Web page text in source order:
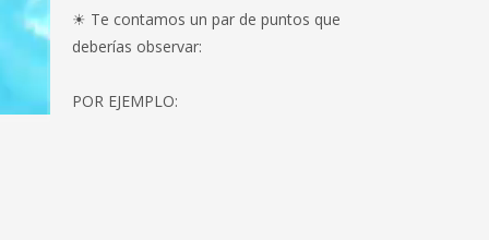
☀ Te contamos un par de puntos que
deberías observar:
POR EJEMPLO: